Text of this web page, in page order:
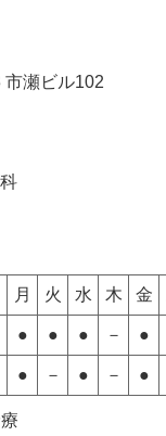
市瀬ビル102
月 火 水 木 金
● ● ● － ●
● － ● － ●